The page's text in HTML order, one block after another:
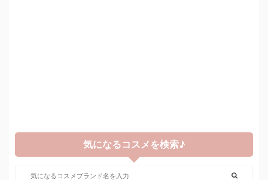
気になるコスメを検索♪